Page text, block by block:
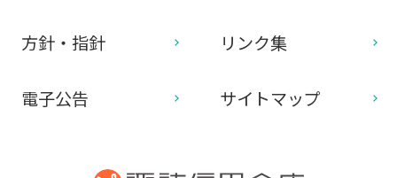
方針・指針 リンク集
電子公告 サイトマップ